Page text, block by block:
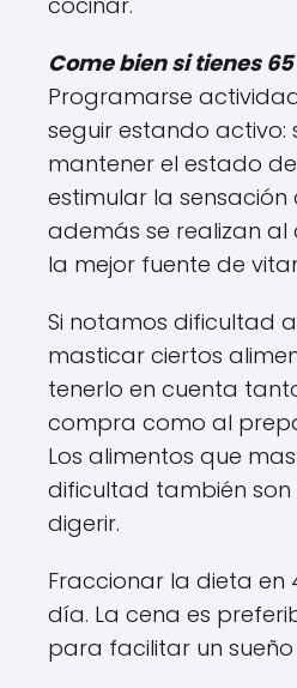
Come bien si tienes
Programarse
seguir estando activo:
mantener el estado
estimular la sensación
además se realizan al
la mejor fuente de
Si notamos dificultad
masticar ciertos
tenerlo en cuenta
compra como al
Los alimentos que
dificultad también son
digerir.
Fraccionar la dieta en
día. La cena es
para facilitar un